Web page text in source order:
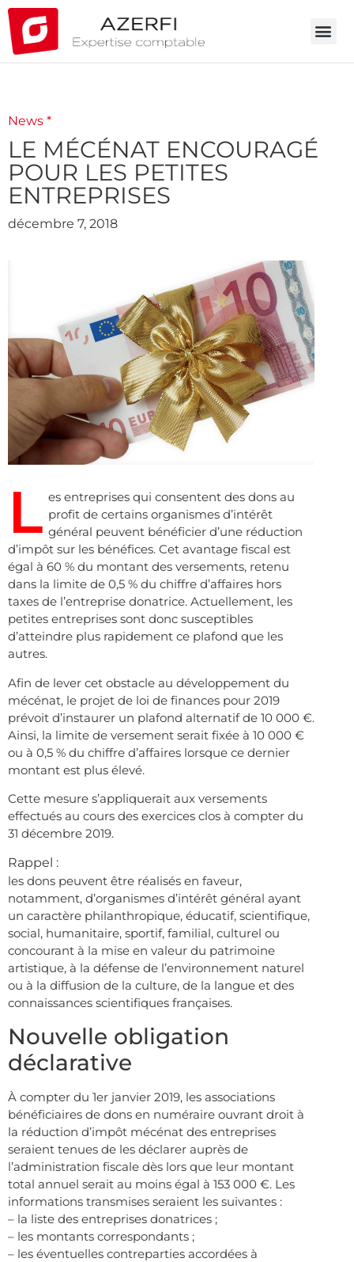
News *
LE MÉCÉNAT ENCOURAGÉ
POUR LES PETITES
ENTREPRISES
décembre 7, 2018
L es entreprises qui consentent des dons au
profit de certains organismes d’intérêt
général peuvent bénéficier d’une réduction
d’impôt sur les bénéfices. Cet avantage fiscal est
égal à 60 % du montant des versements, retenu
dans la limite de 0,5 % du chiffre d’affaires hors
taxes de l’entreprise donatrice. Actuellement, les
petites entreprises sont donc susceptibles
d’atteindre plus rapidement ce plafond que les
autres.
Afin de lever cet obstacle au développement du
mécénat, le projet de loi de finances pour 2019
prévoit d’instaurer un plafond alternatif de 10 000 €.
Ainsi, la limite de versement serait fixée à 10 000 €
ou à 0,5 % du chiffre d’affaires lorsque ce dernier
montant est plus élevé.
Cette mesure s’appliquerait aux versements
effectués au cours des exercices clos à compter du
31 décembre 2019.
Rappel :
les dons peuvent être réalisés en faveur,
notamment, d’organismes d’intérêt général ayant
un caractère philanthropique, éducatif, scientifique,
social, humanitaire, sportif, familial, culturel ou
concourant à la mise en valeur du patrimoine
artistique, à la défense de l’environnement naturel
ou à la diffusion de la culture, de la langue et des
connaissances scientifiques françaises.
Nouvelle obligation
déclarative
À compter du 1er janvier 2019, les associations
bénéficiaires de dons en numéraire ouvrant droit à
la réduction d’impôt mécénat des entreprises
seraient tenues de les déclarer auprès de
l’administration fiscale dès lors que leur montant
total annuel serait au moins égal à 153 000 €. Les
informations transmises seraient les suivantes :
– la liste des entreprises donatrices ;
– les montants correspondants ;
– les éventuelles contreparties accordées à